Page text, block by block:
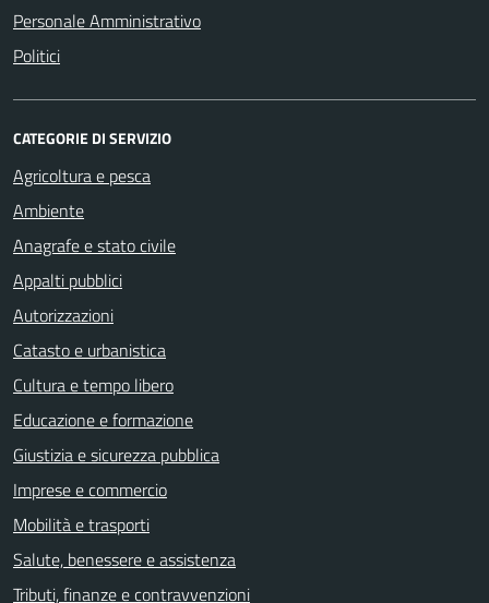
Personale Amministrativo
Politici
CATEGORIE DI SERVIZIO
Agricoltura e pesca
Ambiente
Anagrafe e stato civile
Appalti pubblici
Autorizzazioni
Catasto e urbanistica
Cultura e tempo libero
Educazione e formazione
Giustizia e sicurezza pubblica
Imprese e commercio
Mobilità e trasporti
Salute, benessere e assistenza
Tributi, finanze e contravvenzioni